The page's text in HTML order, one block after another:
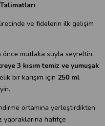
ve fidelerin ilk gelişim
mutlaka suyla seyreltin.
3 kısım temiz ve yumuşak
bir karışım için 250 ml
ortamına yerleştirdikten
yapraklarına hafifçe